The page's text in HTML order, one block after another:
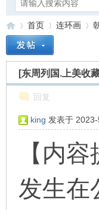
»
首页
›
连环画
›
[东周列国.上美收
回复
king 发表于
【内
发生在